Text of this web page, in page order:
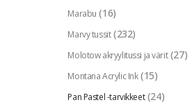
Marabu (16)
Marvy tussit (232)
Molotow akryylitussi ja värit (27)
Montana Acrylic Ink (15)
Pan Pastel -tarvikkeet (24)